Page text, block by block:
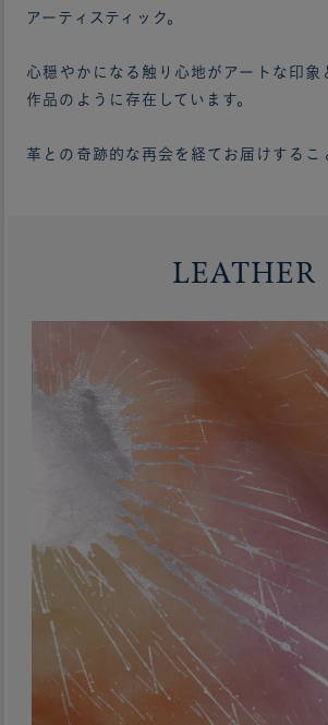
アーティスティック。
心穏やかになる触り心地がアートな印象
作品のように存在しています。
革との奇跡的な再会を経てお届けするこ
LEATHER